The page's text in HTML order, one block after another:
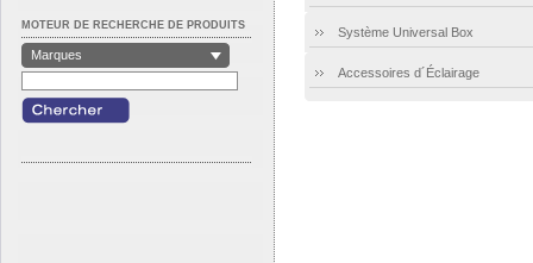
MOTEUR DE RECHERCHE DE PRODUITS
Marques
Système Universal Box
Accessoires d´Éclairage